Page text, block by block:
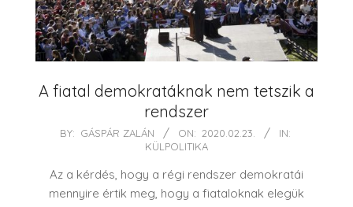
A fiatal demokratáknak nem tetszik a
rendszer
2020-BY: GÁSPÁR ZALÁN ON: 2020.02.23.
IN:
KÜLPOLITIKA
Az a kérdés, hogy a régi rendszer demokratái
mennyire értik meg, hogy a fiataloknak elegük